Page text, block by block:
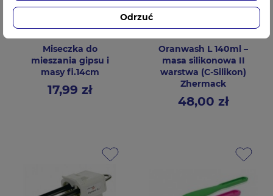
Miseczka do
mieszania gipsu i
masy fi.14cm
17,99 zł
Oranwash L 140ml –
masa silikonowa II
warstwa (C-Silikon)
Zhermack
Cena48,00 zł
Odrzuć